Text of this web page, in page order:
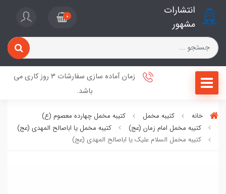
انتشارات
مشهور
0
زمان آماده سازی سفارشات 3 روز کاری می
باشد.
خانه کتیبه مخمل
کتیبه مخمل چهارده معصوم (ع)
کتیبه مخمل امام زمان (عج)
کتیبه مخمل یا اباصالح المهدی (عج)
کتیبه مخمل السلام علیک یا اباصالح المهدی (عج)